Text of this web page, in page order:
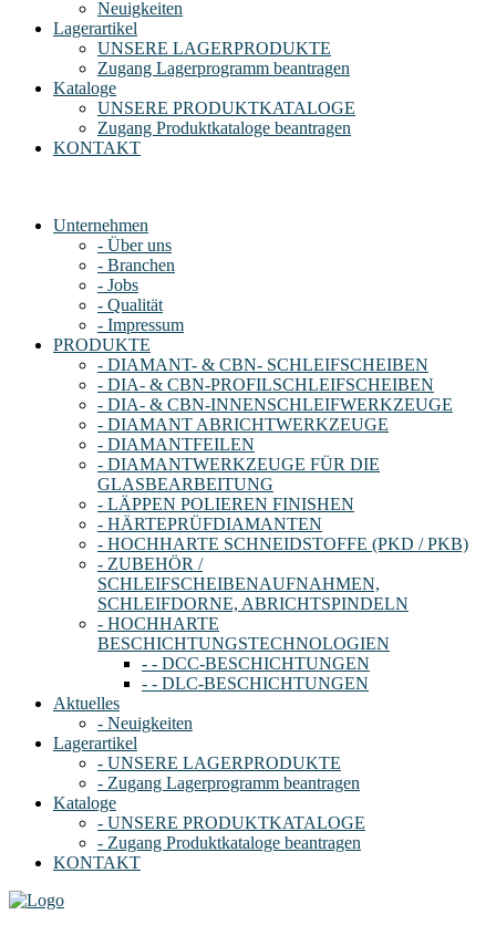
Neuigkeiten
Lagerartikel
UNSERE LAGERPRODUKTE
Zugang Lagerprogramm beantragen
Kataloge
UNSERE PRODUKTKATALOGE
Zugang Produktkataloge beantragen
KONTAKT
Unternehmen
- Über uns
- Branchen
- Jobs
- Qualität
- Impressum
PRODUKTE
- DIAMANT- & CBN- SCHLEIFSCHEIBEN
- DIA- & CBN-PROFILSCHLEIFSCHEIBEN
- DIA- & CBN-INNENSCHLEIFWERKZEUGE
- DIAMANT ABRICHTWERKZEUGE
- DIAMANTFEILEN
- DIAMANTWERKZEUGE FÜR DIE
GLASBEARBEITUNG
- LÄPPEN POLIEREN FINISHEN
- HÄRTEPRÜFDIAMANTEN
- HOCHHARTE SCHNEIDSTOFFE (PKD / PKB)
- ZUBEHÖR /
SCHLEIFSCHEIBENAUFNAHMEN,
SCHLEIFDORNE, ABRICHTSPINDELN
- HOCHHARTE
BESCHICHTUNGSTECHNOLOGIEN
- - DCC-BESCHICHTUNGEN
- - DLC-BESCHICHTUNGEN
Aktuelles
- Neuigkeiten
Lagerartikel
- UNSERE LAGERPRODUKTE
- Zugang Lagerprogramm beantragen
Kataloge
- UNSERE PRODUKTKATALOGE
- Zugang Produktkataloge beantragen
KONTAKT